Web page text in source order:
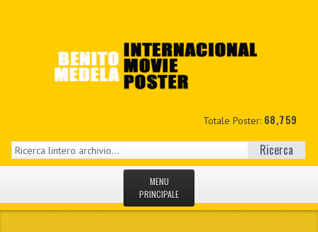
Totale Poster: 68,759
Ricerca
MENU
PRINCIPALE